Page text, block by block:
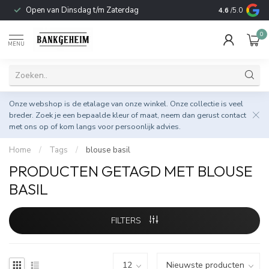
Open van Dinsdag t/m Zaterdag Duurzame &
4.6 /5.0
MENU
0
Onze webshop is de etalage van onze winkel. Onze collectie is veel
breder. Zoek je een bepaalde kleur of maat, neem dan gerust contact
met ons op of kom langs voor persoonlijk advies.
Home / Tags / blouse basil
PRODUCTEN GETAGD MET BLOUSE
BASIL
FILTERS